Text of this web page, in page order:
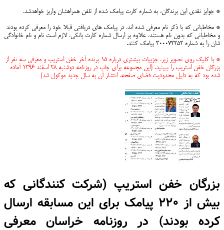
* جوایز نقدی این برندگان، به شماره کارت پیامک شده از تلفن همراهشان واریز خواهدشد.
* مخاطبانی که با ذکر نام معرفی شده اند، در پیامک های دریافتی قبلا خود را معرفی کرده بودند
و مخاطبانی که بدون نام هستند، علاوه بر ارسال شماره کارت بانکی، لازم است نام و نام خانوادگی
شان را به شماره ۳۰۰۰۷۲۲۵۲ پیامک کنند.
* با کلیک روی تصویر زیر، جزییات بیشتری درباره ۱۵ برنده آخر خفن استریپ و معرفی سه نفر از
بزرگان خفن استریپ را ببینید. (این مجموعه برای چاپ در روزنامه دوشنبه ۲۸ اسفند ۱۳۹۶ آماده
شده بود که به دلیل محدودیت فضای صفحه، انتشار آن به سال جدید موکول شد)
بزرگان خفن استریپ (شرکت کنندگانی که
بیش از ۲۲۰ پیامک برای این مسابقه ارسال
کرده بودند) در روزنامه خراسان معرفی